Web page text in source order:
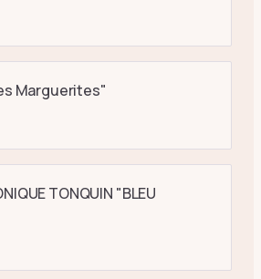
Marguerites"
TONQUIN "BLEU